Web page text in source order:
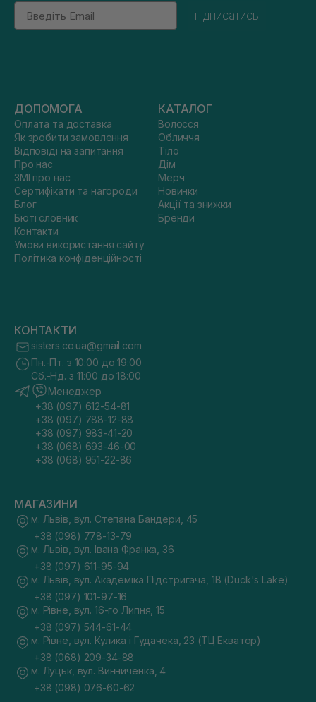
Email
підписатись
ДОПОМОГА
Оплата та доставка
Як зробити замовлення
Відповіді на запитання
Про нас
ЗМІ про нас
Сертифікати та нагороди
Блог
Бюті словник
Контакти
Умови використання сайту
Політика конфіденційності
КАТАЛОГ
Волосся
Обличчя
Тіло
Дім
Мерч
Новинки
Акції та знижки
Бренди
КОНТАКТИ
sisters.co.ua@gmail.com
Пн.-Пт. з 10:00 до 19:00
Сб.-Нд. з 11:00 до 18:00
Менеджер
+38 (097) 612-54-81
+38 (097) 788-12-88
+38 (097) 983-41-20
+38 (068) 693-46-00
+38 (068) 951-22-86
МАГАЗИНИ
м. Львів, вул. Степана Бандери, 45
+38 (098) 778-13-79
м. Львів, вул. Івана Франка, 36
+38 (097) 611-95-94
м. Львів, вул. Академіка Підстригача, 1В (Duck's Lake)
+38 (097) 101-97-16
м. Рівне, вул. 16-го Липня, 15
+38 (097) 544-61-44
м. Рівне, вул. Кулика і Гудачека, 23 (ТЦ Екватор)
+38 (068) 209-34-88
м. Луцьк, вул. Винниченка, 4
+38 (098) 076-60-62